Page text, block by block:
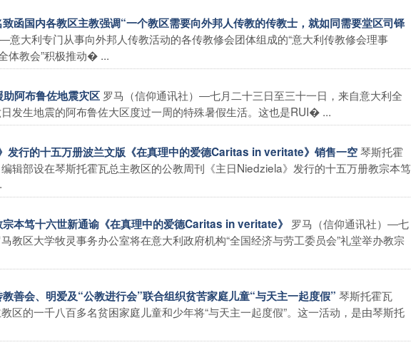
函国内各教区主教强调“一个教区需要向外邦人传教的传教士，就如同需要堂区司铎
意大利专门从事向外邦人传教活动的各传教修会团体组成的“意大利传教修会理事
体教会”积极推动� ...
阿布鲁佐地震灾区 罗马（信仰通讯社）―七月二十三日至三十一日，来自意大利全
发生地震的阿布鲁佐大区度过一周的特殊暑假生活。这也是RUI� ...
发行的十五万册波兰文版《在真理中的爱德Caritas in veritate》销售一空琴斯托霍
辑部设在琴斯托霍瓦总主教区的公教周刊《主日Niedziela》发行的十五万册教宗本笃
本笃十六世新通谕《在真理中的爱德Caritas in veritate》 罗马（信仰通讯社）―七
教区大学牧灵事务办公室将在意大利政府机构“全国经济与劳工委员会”礼堂举办教宗
善会、明爱及“公教进行会”联合组织贫苦家庭儿童“与天主一起度假” 琴斯托霍瓦
区的一千八百多名贫困家庭儿童和少年将“与天主一起度假”。这一活动，是由琴斯托